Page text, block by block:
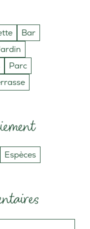
Bar
Parc
Espèces